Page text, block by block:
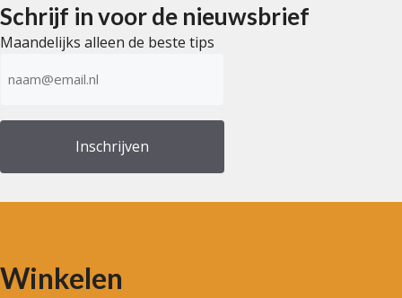
Schrijf in voor de nieuwsbrief
Maandelijks alleen de beste tips
mailadres
Winkelen